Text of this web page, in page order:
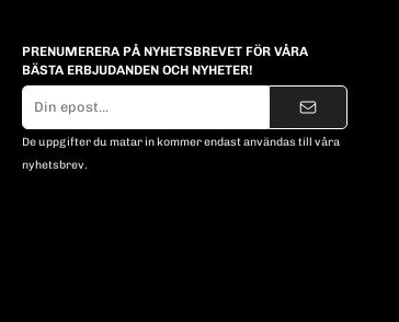
PRENUMERERA PÅ NYHETSBREVET FÖR VÅRA
BÄSTA ERBJUDANDEN OCH NYHETER!
E-
postadress
De uppgifter du matar in kommer endast användas till våra
nyhetsbrev.